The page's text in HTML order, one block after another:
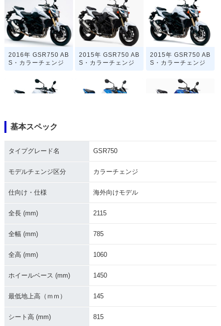
2016年 GSR750 AB
S・カラーチェンジ
2015年 GSR750 AB
S・カラーチェンジ
2015年 GSR750 AB
S・カラーチェンジ
S・カラーチェンジ
基本スペック
タイプグレード名 GSR750
モデルチェンジ区分 カラーチェンジ
仕向け・仕様 海外向けモデル
全長 (mm) 2115
全幅 (mm) 785
全高 (mm) 1060
ホイールベース (mm) 1450
最低地上高（ｍｍ） 145
シート高 (mm) 815